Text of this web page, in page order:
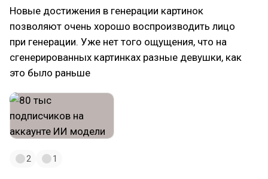
Новые достижения в генерации картинок
позволяют очень хорошо воспроизводить лицо
при генерации. Уже нет того ощущения, что на
сгенерированных картинках разные девушки, как
это было раньше
2 1